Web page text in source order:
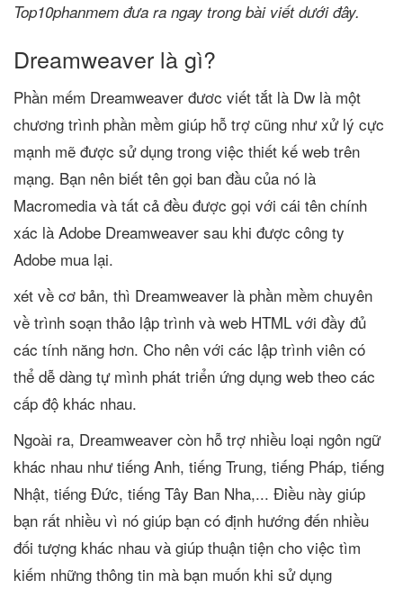
Top10phanmem đưa ra ngay trong bài viết dưới đây.
Dreamweaver là gì?
Phần mếm Dreamweaver đươc viết tắt là Dw là một
chương trình phần mềm giúp hỗ trợ cũng như xử lý cực
mạnh mẽ được sử dụng trong việc thiết kế web trên
mạng. Bạn nên biết tên gọi ban đầu của nó là
Macromedia và tất cả đều được gọi với cái tên chính
xác là Adobe Dreamweaver sau khi được công ty
Adobe mua lại.
xét về cơ bản, thì Dreamweaver là phần mềm chuyên
về trình soạn thảo lập trình và web HTML với đầy đủ
các tính năng hơn. Cho nên với các lập trình viên có
thể dễ dàng tự mình phát triển ứng dụng web theo các
cấp độ khác nhau.
Ngoài ra, Dreamweaver còn hỗ trợ nhiều loại ngôn ngữ
khác nhau như tiếng Anh, tiếng Trung, tiếng Pháp, tiếng
Nhật, tiếng Đức, tiếng Tây Ban Nha,... Điều này giúp
bạn rất nhiều vì nó giúp bạn có định hướng đến nhiều
đối tượng khác nhau và giúp thuận tiện cho việc tìm
kiếm những thông tin mà bạn muốn khi sử dụng